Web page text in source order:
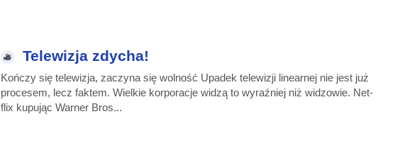
Telewizja zdycha!
Koń­czy się te­le­wi­zja, za­czy­na się wol­no­ść Upa­dek te­le­wi­zji li­ne­ar­nej nie je­st już
pro­ce­sem, le­cz fak­tem. Wiel­kie kor­po­ra­cje wi­dzą to wy­raź­niej niż wi­dzo­wie. Net­
flix ku­pu­jąc War­ner Bros...